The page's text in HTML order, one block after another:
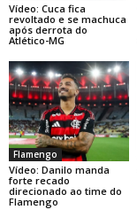
Vídeo: Cuca fica
revoltado e se machuca
após derrota do
Atlético-MG
Flamengo
Vídeo: Danilo manda
forte recado
direcionado ao time do
Flamengo